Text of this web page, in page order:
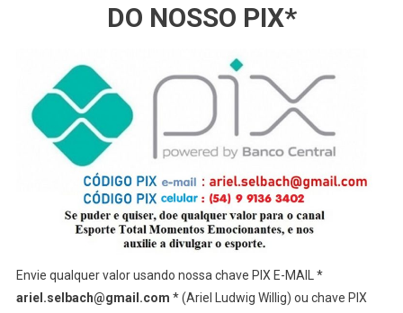
DO NOSSO PIX*
Envie qualquer valor usando nossa chave PIX E-MAIL *
ariel.selbach@gmail.com * (Ariel Ludwig Willig) ou chave PIX